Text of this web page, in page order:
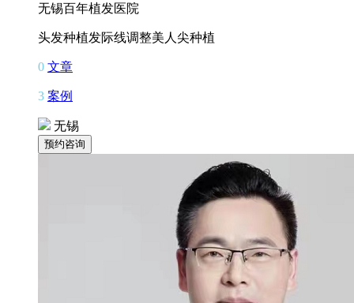
无锡百年植发医院
头发种植发际线调整美人尖种植
0 文章
3 案例
无锡